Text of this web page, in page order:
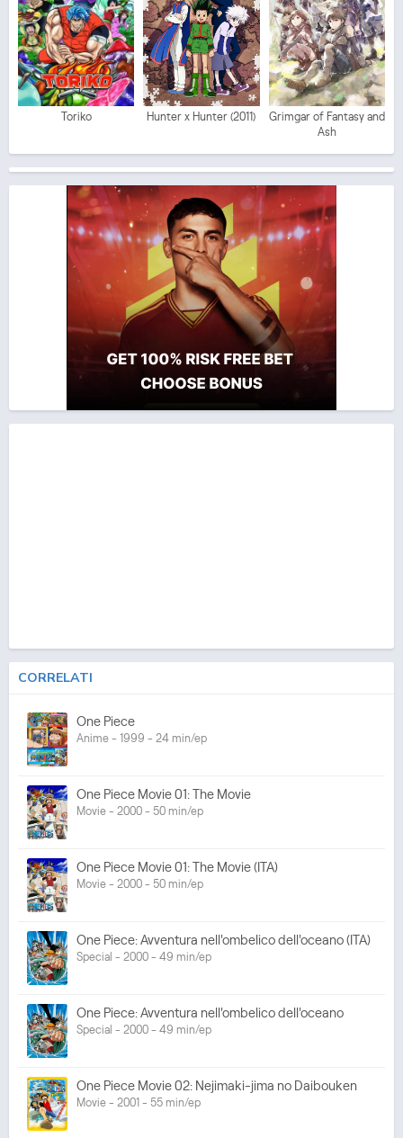
Toriko Hunter x Hunter (2011)
Grimgar of Fantasy and
Ash
CORRELATI
One Piece
Anime - 1999 - 24 min/ep
One Piece Movie 01: The Movie
Movie - 2000 - 50 min/ep
One Piece Movie 01: The Movie (ITA)
Movie - 2000 - 50 min/ep
One Piece: Avventura nell'ombelico dell'oceano (ITA)
Special - 2000 - 49 min/ep
One Piece: Avventura nell'ombelico dell'oceano
Special - 2000 - 49 min/ep
One Piece Movie 02: Nejimaki-jima no Daibouken
Movie - 2001 - 55 min/ep